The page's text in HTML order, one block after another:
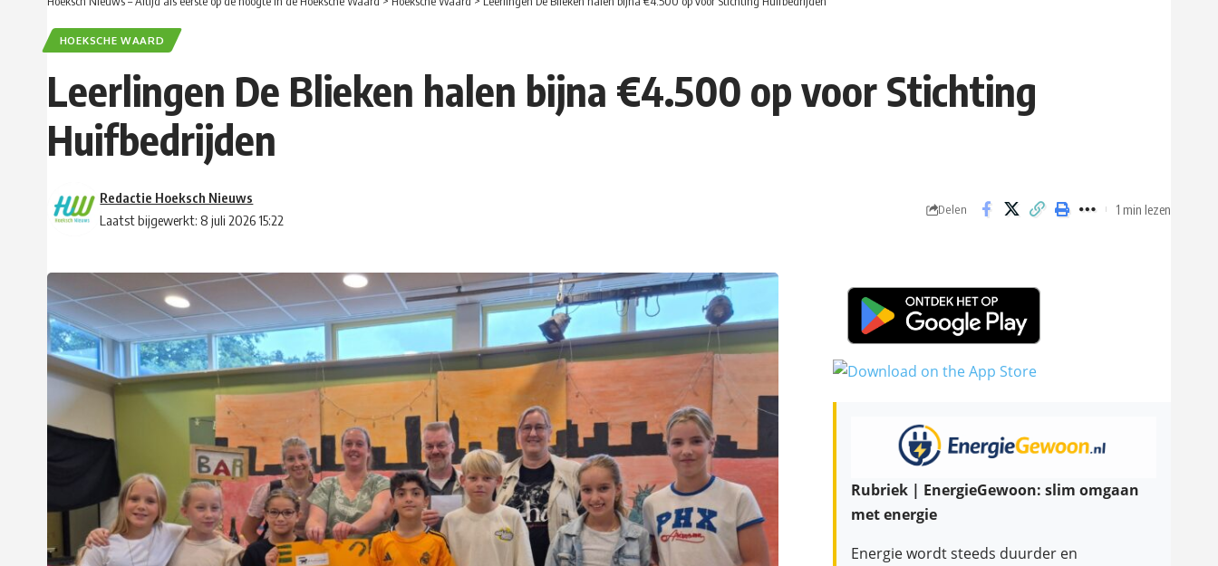
HOEKSCHE WAARD
Leerlingen De Blieken halen bijna €4.500 op voor Stichting
Huifbedrijden
Laatst bijgewerkt: 8 juli 2026 15:22
Redactie Hoeksch Nieuws
Delen 1 min lezen
Rubriek | EnergieGewoon: slim omgaan
met energie
Energie wordt steeds duurder en